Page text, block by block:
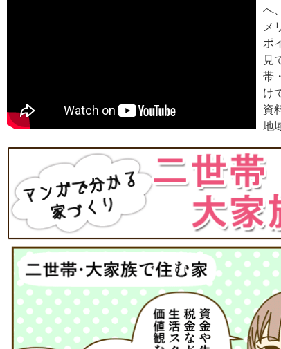
へ
メ
ポ
見
帯
け
資
地